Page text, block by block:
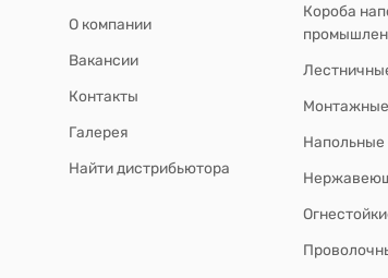
О компании
Вакансии
Контакты
Галерея
Найти дистрибьютора
Короба
Напольные